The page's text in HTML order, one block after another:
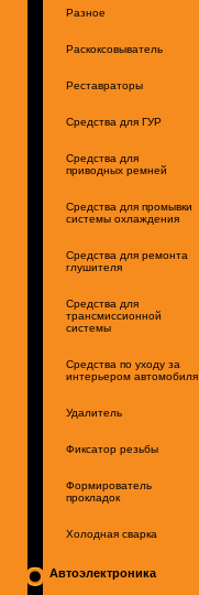
Разное
Раскоксовыватель
Реставраторы
Средства для ГУР
Средства для
приводных ремней
Средства для промывки
системы охлаждения
Средства для ремонта
глушителя
Средства для
трансмиссионной
системы
Средства по уходу за
интерьером автомобиля
Удалитель
Фиксатор резьбы
Формирователь
прокладок
Холодная сварка
Автоэлектроника